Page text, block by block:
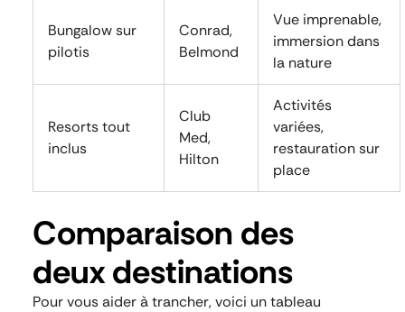
Bungalow sur
pilotis
Conrad,
Belmond
Vue imprenable,
immersion dans
la nature
Resorts tout
inclus
Club
Med,
Hilton
Activités
variées,
restauration sur
place
Comparaison des
deux destinations
Pour vous aider à trancher, voici un tableau